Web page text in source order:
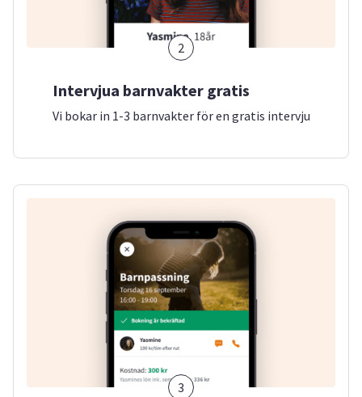
2
Intervjua barnvakter gratis
Vi bokar in 1-3 barnvakter för en gratis intervju
3